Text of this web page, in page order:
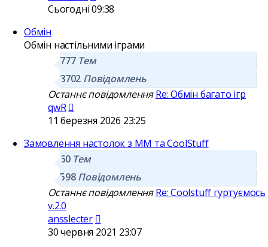
останнє
Сьогодні 09:38
Обмін
Обмін настільними іграми
777 Тем
8702 Повідомлень
Останнє повідомлення Re: Обмін багато ігр
qwR
останнє
11 березня 2026 23:25
Замовлення настолок з ММ та CoolStuff
60 Тем
598Повідомлень
Останнє повідомлення Re: Coolstuff гуртуємось
v.2.0
ansslecter
останнє
30 червня 2021 23:07